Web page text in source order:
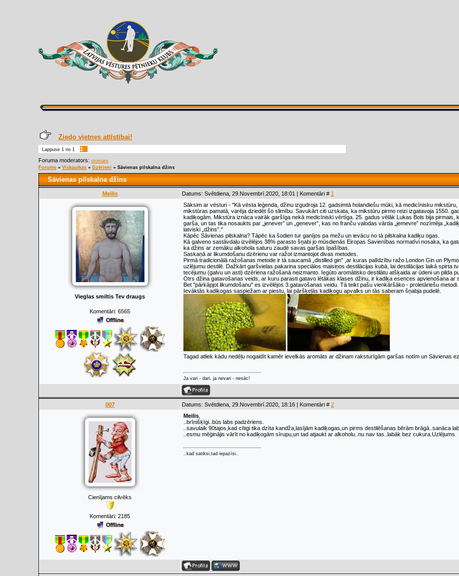
Ziedo vietnes attīstībai!
Lappuse 1 no 1
1
Foruma moderators: otomars
Forums » Viskautkas » Dzērieni » Sāvienas pilskalna džins
Sāvienas pilskalna džins
Meilis Datums: Svētdiena, 29.Novembrī.2020, 18:01 | Komentāri # 1
Vieglas smiltis Tev draugs
Komentāri: 6565
Sāksim ar vēsturi - ''Kā vēsta leģenda, džinu izgudroja 12. gadsimtā holandiešu mūki, kā medicīnisku
mikstūras pamatā, varēja dziedēt šo slimību. Savukārt citi uzskata, ka mikstūru pirmo reizi izgatavoja 1550.
kadiķogām. Mikstūra iznāca vairāk garšīga nekā medicīniski vērtīga. 25. gadus vēlāk Lukas Bols bija
garša, un tas tika nosaukts par „jenever” un „genever”, kas no franču valodas vārda „jemevre” nozīmēja
latviski „džins”.''
Kāpēc Sāvienas pilskalna? Tāpēc ka šodien tur ganījos pa mežu un ievācu no tā pilskalna kadiķu ogas.
Kā galveno sastāvdaļu izvēlējos 38% parasto šņabi jo mūsdienās Eiropas Savienības normatīvi nosaka, ka
ka džins ar zemāku alkohola saturu zaudē savas garšas īpašības.
Saskaņā ar likumdošanu dzērienu var ražot izmantojot divas metodes.
Pirmā tradicionālā ražošanas metode ir tā saucamā „distilled gin” ,ar kuras palīdzību ražo London Gin un
uzlējumu destilē. Dažkārt garšvielas pakarina speciālos maisiņos destilācijas kubā, lai destilācijas laikā spirta
tecējumu (galvu un asti) dzēriena ražošanā neizmanto. Iegūto aromātisko destilātu atšķaida ar ūdeni un pilda
Otrs džina gatavošanas veids, ar kuru parasti gatavo lētākas klases džinu, ir kadiķa esences apvienošana ar
Bet ''pārkāpjot likumdošanu'' es izvēlējos 3.gatavošanas veidu. Tā teikt pašu vienkāršāko - proletāriešu metodi.
Ievāktās kadiķogas saspiežam ar piestu, lai pāršķeļās kadiķogu apvalks un tās saberam šņabja pudelē.
Tagad atliek kādu nedēļu nogaidīt kamēr ievelkās aromāts ar džinam raksturīgām garšas notīm un Sāvienas
Ja vari - dari, ja nevari - nesāc!
007 Datums: Svētdiena, 29.Novembrī.2020, 18:16 | Komentāri # 2
Cienījams cilvēks
Komentāri: 2185
Meilis
..brīnišķīgi..būs labs padzēriens.
..savulaik 90tajos,kad cītigi tika dzīta kandža,lasījām kadiķogas,un pirms destilēšanas bērām brāgā..sanāca
..esmu mēģinājis vārīt no kadiķogām sīrupu,un tad atjaukt ar alkoholu..nu nav tas..labāk bez cukura.Uzlējums.
..kad satiksi,tad iepazīsi..